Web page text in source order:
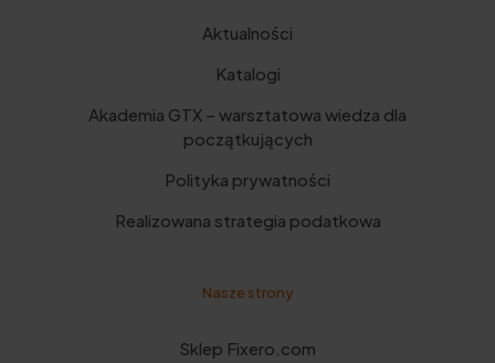
Aktualności
Katalogi
Akademia GTX – warsztatowa wiedza dla
początkujących
Polityka prywatności
Realizowana strategia podatkowa
Nasze strony
Sklep Fixero.com